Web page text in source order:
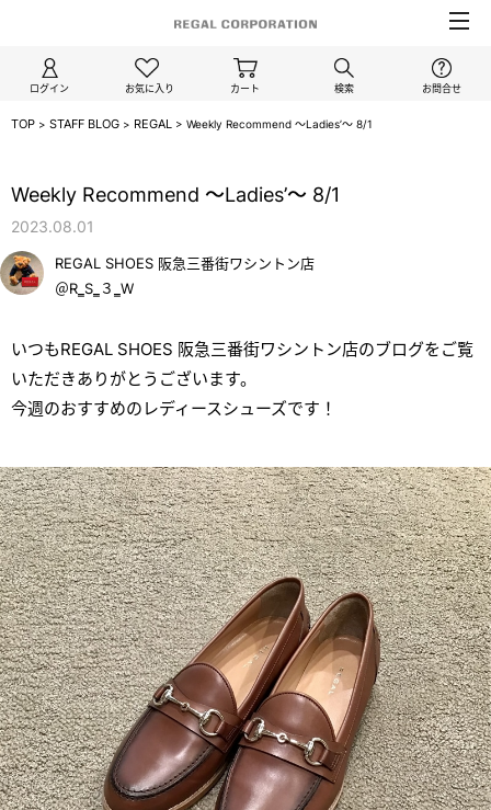
ログイン お気に入り カート 検索 お問合せ
TOP > STAFF BLOG > REGAL > Weekly Recommend ～Ladies’～ 8/1
Weekly Recommend ～Ladies’～ 8/1
2023.08.01
REGAL SHOES 阪急三番街ワシントン店
＠R‗S‗３‗W
いつもREGAL SHOES 阪急三番街ワシントン店のブログをご覧
いただきありがとうございます。
今週のおすすめのレディースシューズです！